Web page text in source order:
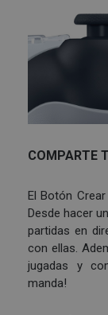
COMPARTE
El Botón
Desde hacer
partidas en
con ellas.
jugadas y
manda!